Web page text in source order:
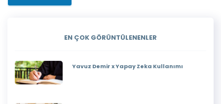
EN ÇOK GÖRÜNTÜLENENLER
Yavuz Demir x Yapay Zeka Kullanımı